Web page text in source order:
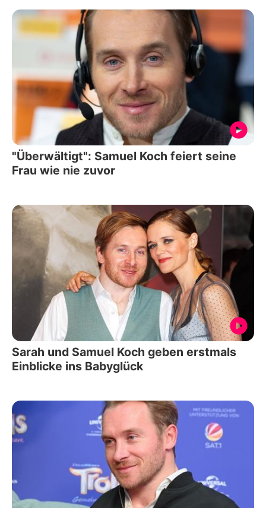
"Überwältigt": Samuel Koch feiert seine
Frau wie nie zuvor
Sarah und Samuel Koch geben erstmals
Einblicke ins Babyglück